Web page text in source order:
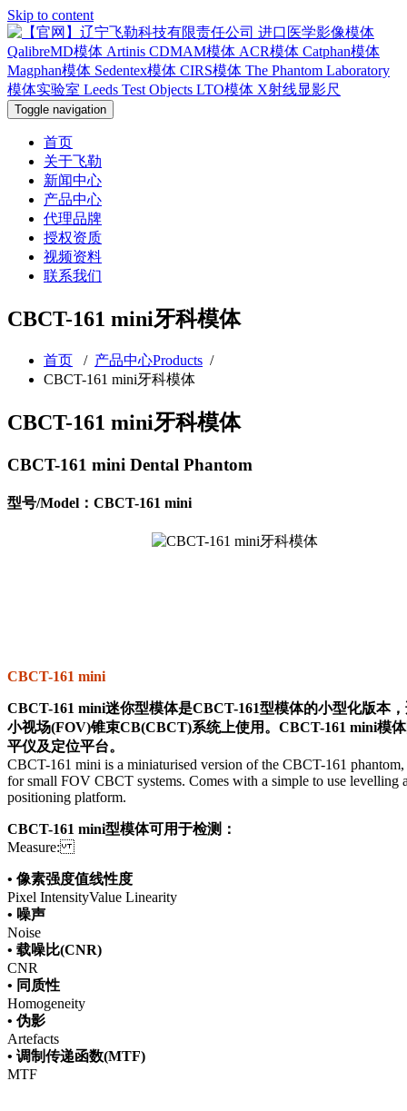
Skip to content
Toggle navigation
首页
关于飞勒
新闻中心
产品中心
代理品牌
授权资质
视频资料
联系我们
CBCT-161 mini牙科模体
首页 / 产品中心Products /
CBCT-161 mini牙科模体
CBCT-161 mini牙科模体
CBCT-161 mini Dental Phantom
型号/Model：CBCT-161 mini
CBCT-161 mini
CBCT-161 mini迷你型模体是CBCT-161型模体的小型化版本
小视场(FOV)锥束CB(CBCT)系统上使用。CBCT-161 mini模
平仪及定位平台。
CBCT-161 mini is a miniaturised version of the CBCT-161 phantom,
for small FOV CBCT systems. Comes with a simple to use levelling
positioning platform.
CBCT-161 mini型模体可用于检测：
Measure:
• 像素强度值线性度
Pixel IntensityValue Linearity
• 噪声
Noise
• 载噪比(CNR)
CNR
• 同质性
Homogeneity
• 伪影
Artefacts
• 调制传递函数(MTF)
MTF